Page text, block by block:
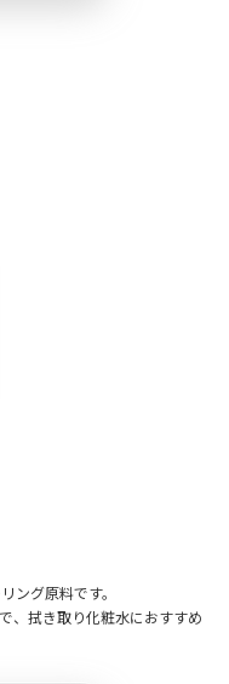
ング原料です。
、拭き取り化粧水におすすめ